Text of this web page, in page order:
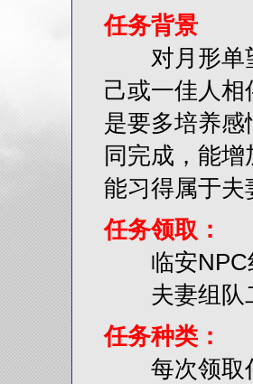
任务背景
对月形单望
己或一佳人
是要多培养
同完成，能
能习得属于夫
任务领取：
临安NPC
夫妻组队
任务种类：
每次领取任